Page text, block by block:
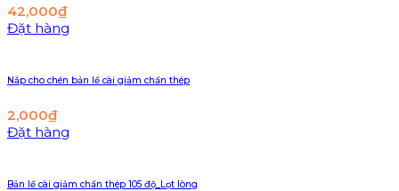
42,000₫
Đặt hàng
Nắp cho chén bản lề cài giảm chấn thép
2,000₫
Đặt hàng
Bản lề cài giảm chấn thép 105 độ_Lọt lòng